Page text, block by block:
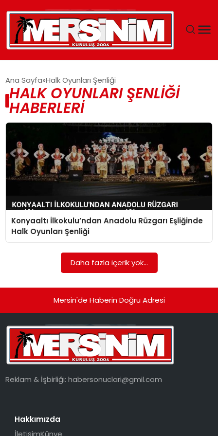
YAŞAM
GÜNCEL
SAĞLIK
EĞITIM
EKONOMI
Ana Sayfa Halk Oyunları Şenliği
HALK OYUNLARI ŞENLIĞI
HABERLERI
Konyaaltı İlkokulu’ndan Anadolu Rüzgarı Eşliğinde
Halk Oyunları Şenliği
Daha fazla içerik yok...
Mersin'de Haberin Doğru Adresi
Reklam & İşbirliği:habersonuclari@gmil.com
Hakkımızda
İletişimKünye